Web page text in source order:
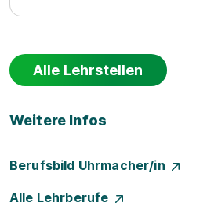
Alle Lehrstellen
Weitere Infos
Berufsbild Uhrmacher/in
Alle Lehrberufe